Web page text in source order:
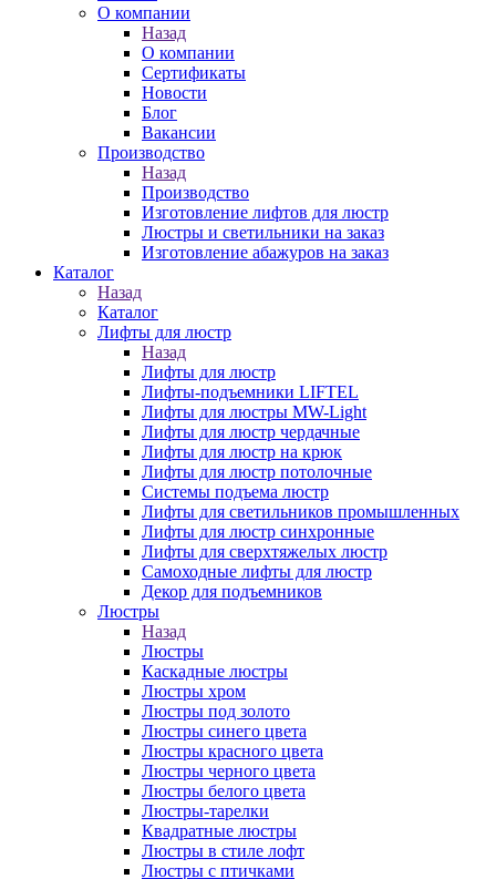
О компании
Назад
О компании
Сертификаты
Новости
Блог
Вакансии
Производство
Назад
Производство
Изготовление лифтов для люстр
Люстры и светильники на заказ
Изготовление абажуров на заказ
Каталог
Назад
Каталог
Лифты для люстр
Назад
Лифты для люстр
Лифты-подъемники LIFTEL
Лифты для люстры MW-Light
Лифты для люстр чердачные
Лифты для люстр на крюк
Лифты для люстр потолочные
Системы подъема люстр
Лифты для светильников промышленных
Лифты для люстр синхронные
Лифты для сверхтяжелых люстр
Самоходные лифты для люстр
Декор для подъемников
Люстры
Назад
Люстры
Каскадные люстры
Люстры хром
Люстры под золото
Люстры синего цвета
Люстры красного цвета
Люстры черного цвета
Люстры белого цвета
Люстры-тарелки
Квадратные люстры
Люстры в стиле лофт
Люстры с птичками